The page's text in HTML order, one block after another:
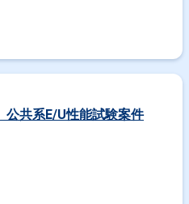
公共系E/U性能試験案件